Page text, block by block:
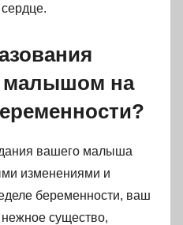
малышом на
вашего малыша
изменениями и
беременности, ваш
существо,